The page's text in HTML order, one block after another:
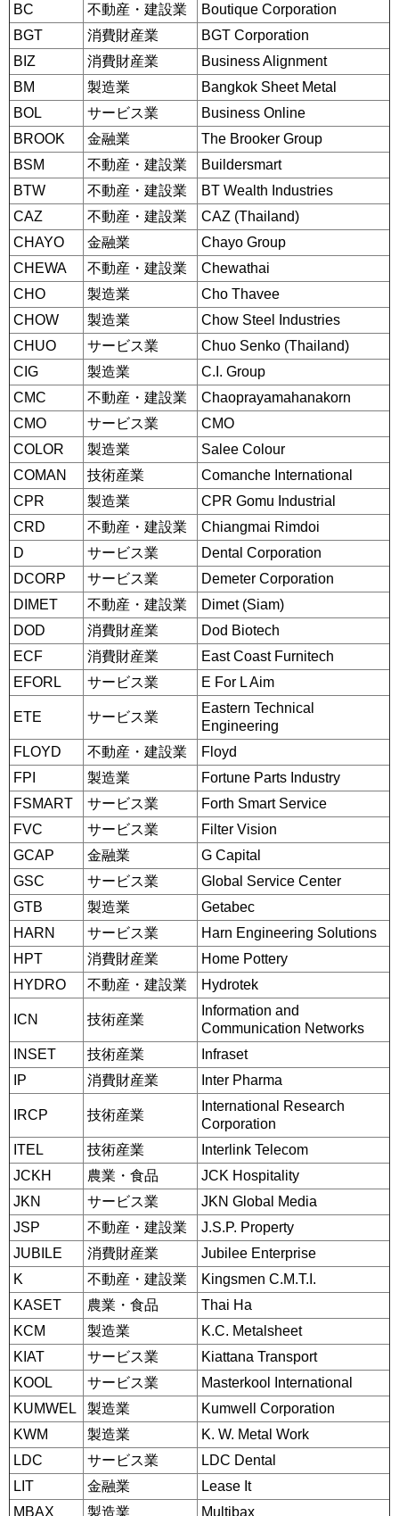
BC
不動産・建設業
Boutique Corporation
BGT
消費財産業
BGT Corporation
BIZ
消費財産業
Business Alignment
BM
製造業
Bangkok Sheet Metal
BOL
サービス業
Business Online
BROOK
金融業
The Brooker Group
BSM
不動産・建設業
Buildersmart
BTW
不動産・建設業
BT Wealth Industries
CAZ
不動産・建設業
CAZ (Thailand)
CHAYO
金融業
Chayo Group
CHEWA
不動産・建設業
Chewathai
CHO
製造業
Cho Thavee
CHOW
製造業
Chow Steel Industries
CHUO
サービス業
Chuo Senko (Thailand)
CIG
製造業
C.I. Group
CMC
不動産・建設業
Chaoprayamahanakorn
CMO
サービス業
CMO
COLOR
製造業
Salee Colour
COMAN
技術産業
Comanche International
CPR
製造業
CPR Gomu Industrial
CRD
不動産・建設業
Chiangmai Rimdoi
D
サービス業
Dental Corporation
DCORP
サービス業
Demeter Corporation
DIMET
不動産・建設業
Dimet (Siam)
DOD
消費財産業
Dod Biotech
ECF
消費財産業
East Coast Furnitech
EFORL
サービス業 E For L Aim
ETE サービス業
Eastern Technical
Engineering
FLOYD
不動産・建設業
Floyd
FPI
製造業
Fortune Parts Industry
FSMART
サービス業
Forth Smart Service
FVC
サービス業
Filter Vision
GCAP
金融業
G Capital
GSC
サービス業
Global Service Center
GTB
製造業
Getabec
HARN
サービス業
Harn Engineering Solutions
HPT
消費財産業
Home Pottery
HYDRO
不動産・建設業 Hydrotek
ICN 技術産業
Information and
Communication Networks
INSET
技術産業
Infraset
IP
消費財産業 Inter Pharma
IRCP 技術産業
International Research
Corporation
ITEL
技術産業
Interlink Telecom
JCKH
農業・食品
JCK Hospitality
JKN
サービス業
JKN Global Media
JSP
不動産・建設業
J.S.P. Property
JUBILE
消費財産業
Jubilee Enterprise
K
不動産・建設業
Kingsmen C.M.T.I.
KASET
農業・食品
Thai Ha
KCM
製造業
K.C. Metalsheet
KIAT
サービス業
Kiattana Transport
KOOL
サービス業
Masterkool International
KUMWEL
製造業
Kumwell Corporation
KWM
製造業
K. W. Metal Work
LDC
サービス業
LDC Dental
LIT
金融業
Lease It
MBAX
製造業 Multibax